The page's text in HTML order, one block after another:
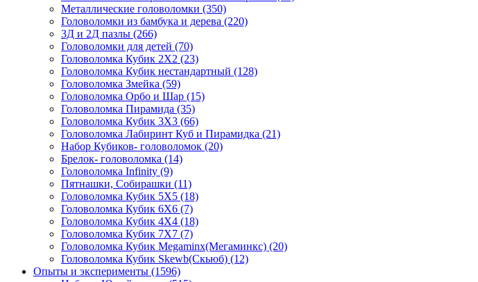
Металлические головоломки (350)
Головоломки из бамбука и дерева (220)
3Д и 2Д пазлы (266)
Головоломки для детей (70)
Головоломка Кубик 2Х2 (23)
Головоломка Кубик нестандартный (128)
Головоломка Змейка (59)
Головоломка Орбо и Шар (15)
Головоломка Пирамида (35)
Головоломка Кубик 3Х3 (66)
Головоломка Лабиринт Куб и Пирамидка (21)
Набор Кубиков- головоломок (20)
Брелок- головоломка (14)
Головоломка Infinity (9)
Пятнашки, Собирашки (11)
Головоломка Кубик 5Х5 (18)
Головоломка Кубик 6Х6 (7)
Головоломка Кубик 4Х4 (18)
Головоломка Кубик 7Х7 (7)
Головоломка Кубик Megaminx(Мегаминкс) (20)
Головоломка Кубик Skewb(Скьюб) (12)
Опыты и эксперименты (1596)